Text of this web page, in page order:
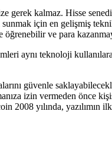
gerek kalmaz. Hisse senedi
sunmak için en gelişmiş
öğrenebilir ve para
aynı teknoloji
güvenle
izin vermeden önce
2008 yılında, yazılımın